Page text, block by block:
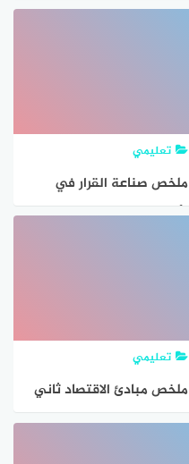
ثانوي مسارات 1447 PDF –
تعليمي
ملخص صناعة القرار في
الأعمال ثاني ثانوي مسارات
تعليمي
ملخص مبادئ الاقتصاد ثاني
ثانوي مسارات 1447